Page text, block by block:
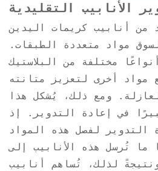
الأنابيب التقليدية
من أنابيب كريمات اليدين
مواد متعددة الطبقات.
مختلفة من البلاستيك
مواد أخرى لتعزيز متانته
ومع ذلك، يُشكل هذا
في إعادة التدوير. إذ
التدوير لفصل هذه المواد
ما تُرسل هذه الأنابيب إلى
لذلك، تُساهم أنابيب